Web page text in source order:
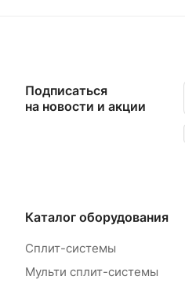
Подписаться
на новости и акции
Каталог оборудования
Сплит-системы
Мульти сплит-системы